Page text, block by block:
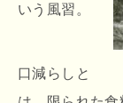
いう風習。
口減らしと